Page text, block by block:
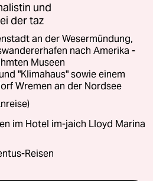
und
der taz
an der Wesermündung,
nach Amerika -
Museen
"Klimahaus" sowie einem
Wremen an der Nordsee
im Hotel im-jaich Lloyd Marina
Reisen